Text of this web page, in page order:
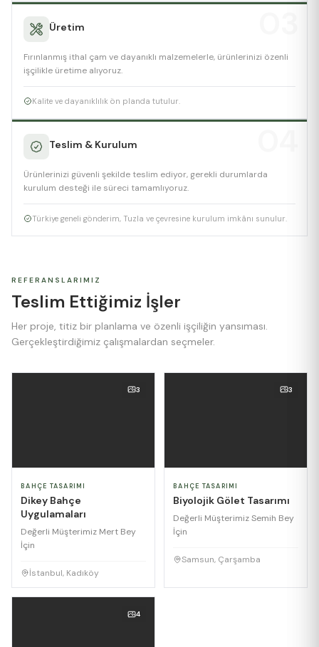
Üretim
Fırınlanmış ithal çam ve dayanıklı malzemelerle, ürünlerinizi özenli
işçilikle üretime alıyoruz.
Kalite ve dayanıklılık ön planda tutulur.
Teslim & Kurulum
Ürünlerinizi güvenli şekilde teslim ediyor, gerekli durumlarda
kurulum desteği ile süreci tamamlıyoruz.
Türkiye geneli gönderim, Tuzla ve çevresine kurulum imkânı sunulur.
REFERANSLARIMIZ
Teslim Ettiğimiz İşler
Her proje, titiz bir planlama ve özenli işçiliğin yansıması.
Gerçekleştirdiğimiz çalışmalardan seçmeler.
3
BAHÇE TASARIMI
Dikey Bahçe
Uygulamaları
Değerli Müşterimiz Mert Bey
İçin
İstanbul, Kadıköy
3
BAHÇE TASARIMI
Biyolojik Gölet Tasarımı
Değerli Müşterimiz Semih Bey
İçin
Samsun, Çarşamba
4